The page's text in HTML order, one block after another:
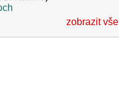
zobrazit vše